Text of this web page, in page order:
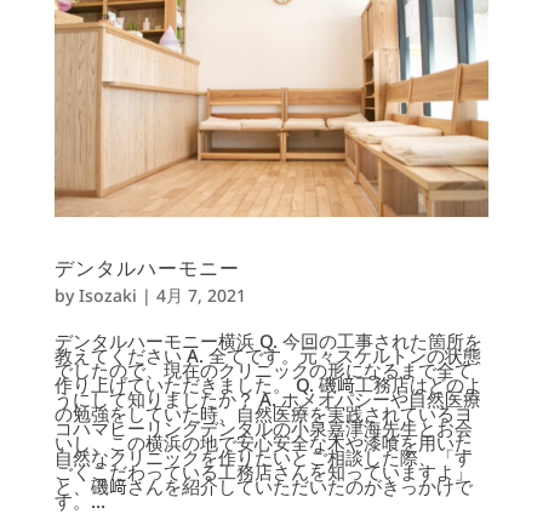
デンタルハーモニー
byIsozaki | 4月 7, 2021
デンタルハーモニー横浜 Q. 今回の工事された箇所を
教えてください A. 全てです。元々スケルトンの状態
でしたので、現在のクリニックの形になるまで全て
作り上げていただきました。 Q. 磯﨑工務店はどのよ
うにして知りましたか？ A. ホメオパシーや自然医療
の勉強をしていた時、自然医療を実践されているヨ
コハマヒーリングデンタルの小泉嘉津海先生とお会
いし、この横浜の地で安心安全な木や漆喰を用いた
自然なクリニックを作りたいとご相談した際、「す
ごくこだわっている工務店さんを知っていますよ」
と、磯﨑さんを紹介していただいたのがきっかけで
す。...